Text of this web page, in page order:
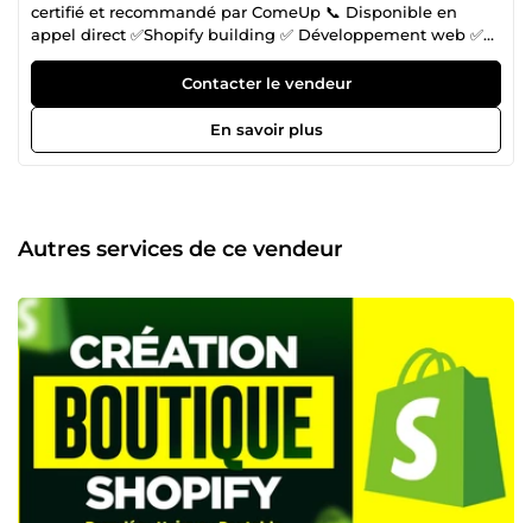
certifié et recommandé par ComeUp 📞 Disponible en
appel direct ✅Shopify building ✅ Développement web ✅
Funnel building ✅ Media Buying ✅ Graphisme ✅ Montage
designer et créateur de Net_Succes, une agence
marketing 360. Avec mon équipe, nous avons contribué à
plus de 100 projets différents. Peu importe votre domaine
Funnel Builder ✅1 Copywriter ✅1 Monteur Vidéo ✅1 Media
Buyer Nous mettons en commun nos compétences et
offrant des services générant des résultats concrets et
assurant un fonctionnement optimal de votre activité. 📞
Prenons contact dès aujourd’hui pour échanger de vive
voix sur votre projet et vos objectifs. Au plaisir de
collaborer avec vous !
Contacter le vendeur
En savoir plus
Autres services de ce vendeur